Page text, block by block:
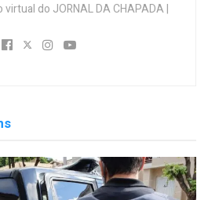
virtual do JORNAL DA CHAPADA |